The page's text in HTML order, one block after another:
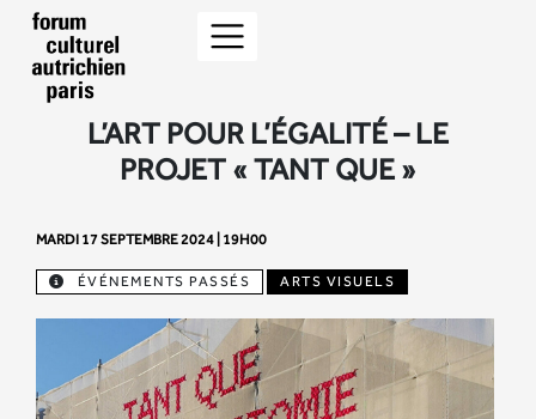
L’ART POUR L’ÉGALITÉ – LE
PROJET « TANT QUE »
MARDI 17 SEPTEMBRE 2024 | 19H00
ÉVÉNEMENTS PASSÉS ARTS VISUELS